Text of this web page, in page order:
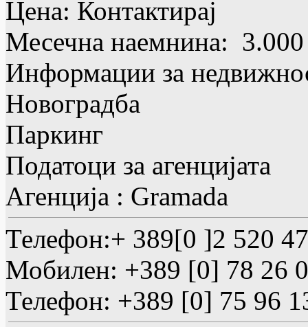
Цена: Контактирај
Месечна наемнина:
Информации за
Новоградба
Паркинг
Податоци за агенцијата
Агенција : Gramada
Телефон:+ 389[0 ]2 520
Мобилен: +389 [0] 78 26
Телефон: +389 [0] 75 96